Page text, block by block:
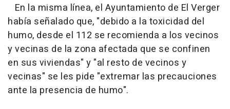
En la misma línea, el Ayuntamiento de El Verger
había señalado que, "debido a la toxicidad del
humo, desde el 112 se recomienda a los vecinos
y vecinas de la zona afectada que se confinen
en sus viviendas" y "al resto de vecinos y
vecinas" se les pide "extremar las precauciones
ante la presencia de humo".